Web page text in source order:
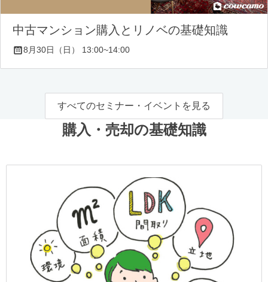
中古マンション購入とリノベの基礎知識
8月30日（日） 13:00~14:00
すべてのセミナー・イベントを見る
購入・売却の基礎知識